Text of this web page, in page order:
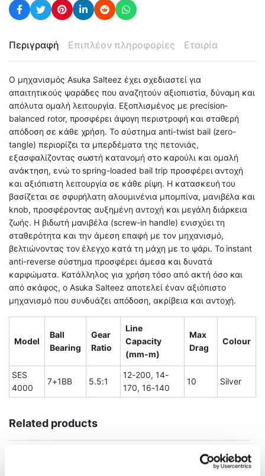
Περιγραφή Επιπλέον πληροφορίες Εταιρία
Ο μηχανισμός Asuka Salteez έχει σχεδιαστεί για
απαιτητικούς ψαράδες που αναζητούν αξιοπιστία, δύναμη και
απόλυτα ομαλή λειτουργία. Εξοπλισμένος με precision-
balanced rotor, προσφέρει άψογη περιστροφή και σταθερή
απόδοση σε κάθε χρήση. Το σύστημα anti-twist bail (zero-
tangle) περιορίζει τα μπερδέματα της πετονιάς,
εξασφαλίζοντας σωστή κατανομή στο καρούλι και ομαλή
ανάκτηση, ενώ το spring-loaded bail trip προσφέρει αντοχή
και αξιόπιστη λειτουργία σε κάθε ρίψη. Η κατασκευή του
βασίζεται σε σφυρήλατη αλουμινένια μπομπίνα, μανιβέλα και
knob, προσφέροντας αυξημένη αντοχή και μεγάλη διάρκεια
ζωής. Η βιδωτή μανιβέλα (screw-in handle) ενισχύει τη
σταθερότητα και την άμεση επαφή με τον μηχανισμό,
βελτιώνοντας τον έλεγχο κατά τη μάχη με το ψάρι. Το instant
anti-reverse σύστημα προσφέρει άμεσα και δυνατά
καρφώματα. Κατάλληλος για χρήση τόσο από ακτή όσο και
από σκάφος, ο Asuka Salteez αποτελεί έναν αξιόπιστο
μηχανισμό που συνδυάζει απόδοση, ακρίβεια και αντοχή.
Model
Ball
Bearing
Gear
Ratio
Line
Capacity
(mm-m)
Max
Drag
Colour
SES
4000
7+1BB 5.5:1
12-200, 14-
170, 16-140
10 Silver
Related products